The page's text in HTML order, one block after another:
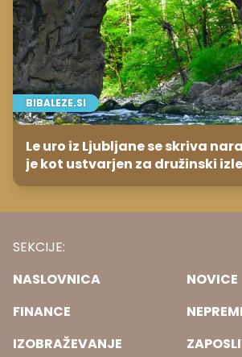
BIBALEZE.SI
Le uro iz Ljubljane se skriva
je kot ustvarjen za družinski
SEKCIJE:
NASLOVNICA
NOVICE
FINANCE
IZOBRAŽEVANJE